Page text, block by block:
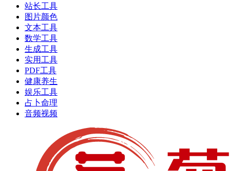
站长工具
图片颜色
文本工具
数学工具
生成工具
实用工具
PDF工具
健康养生
娱乐工具
占卜命理
音频视频